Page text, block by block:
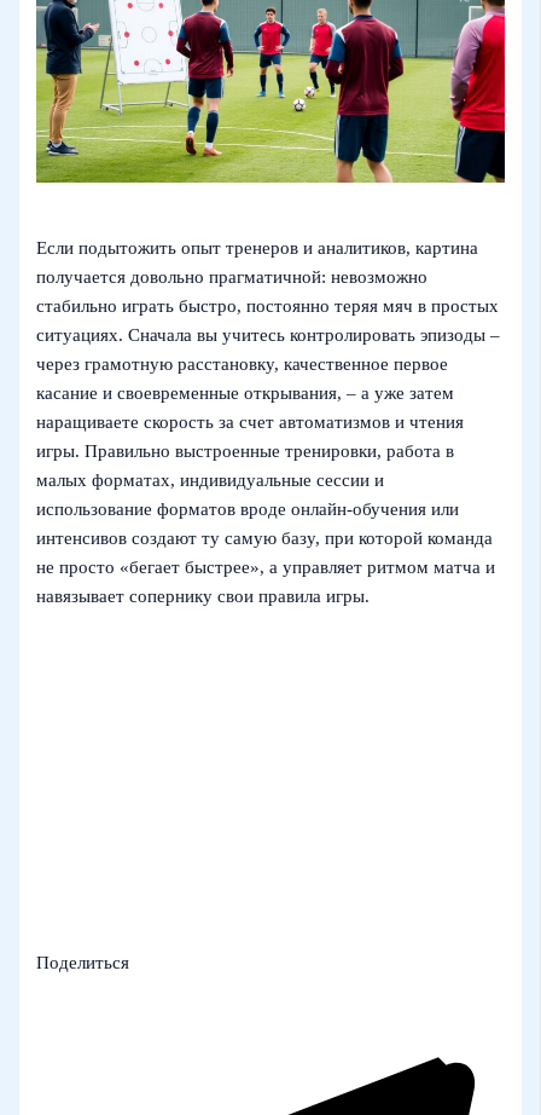
Если подытожить опыт тренеров и аналитиков, картина
получается довольно прагматичной: невозможно
стабильно играть быстро, постоянно теряя мяч в простых
ситуациях. Сначала вы учитесь контролировать эпизоды –
через грамотную расстановку, качественное первое
касание и своевременные открывания, – а уже затем
наращиваете скорость за счет автоматизмов и чтения
игры. Правильно выстроенные тренировки, работа в
малых форматах, индивидуальные сессии и
использование форматов вроде онлайн-обучения или
интенсивов создают ту самую базу, при которой команда
не просто «бегает быстрее», а управляет ритмом матча и
навязывает сопернику свои правила игры.
Поделиться